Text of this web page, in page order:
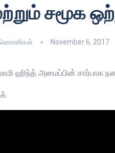
சமூக
November 6, 2017
ஹிந்த் அமைப்பின் சார்பாக